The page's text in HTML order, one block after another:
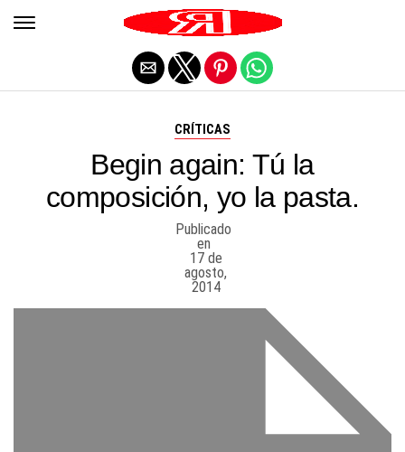
CRÍTICAS
Begin again: Tú la
composición, yo la pasta.
Publicado
en
17 de
agosto,
2014
Salir de la versión móvil